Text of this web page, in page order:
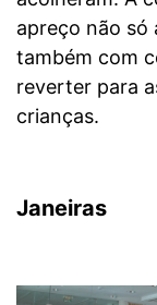
apreço não só
também com
reverter para
crianças.
Janeiras